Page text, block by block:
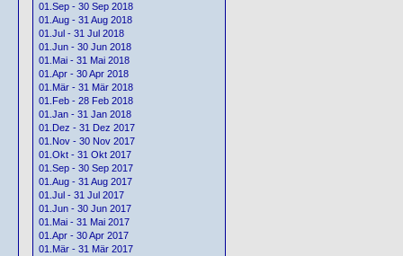
01.Sep - 30 Sep 2018
01.Aug - 31 Aug 2018
01.Jul - 31 Jul 2018
01.Jun - 30 Jun 2018
01.Mai - 31 Mai 2018
01.Apr - 30 Apr 2018
01.Mär - 31 Mär 2018
01.Feb - 28 Feb 2018
01.Jan - 31 Jan 2018
01.Dez - 31 Dez 2017
01.Nov - 30 Nov 2017
01.Okt - 31 Okt 2017
01.Sep - 30 Sep 2017
01.Aug - 31 Aug 2017
01.Jul - 31 Jul 2017
01.Jun - 30 Jun 2017
01.Mai - 31 Mai 2017
01.Apr - 30 Apr 2017
01.Mär - 31 Mär 2017